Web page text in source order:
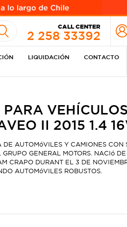
CALL CENTER
2 258 33392
LIQUIDACIÓN CONTACTO
VEHÍCULOS
II 2015 1.4
AUTOMóVILES Y CAMIONES CON
GRUPO GENERAL MOTORS. NACIó
CRAPO DURANT EL 3 DE
AUTOMóVILES ROBUSTOS.